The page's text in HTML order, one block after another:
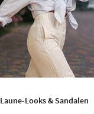
Looks & Sandalen